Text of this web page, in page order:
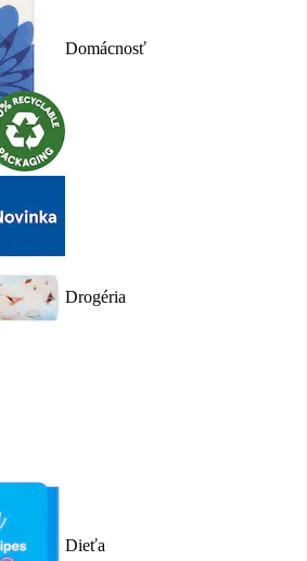
Domácnosť
Drogéria
Dieťa